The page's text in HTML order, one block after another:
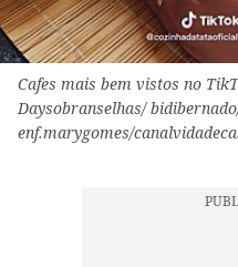
Cafes mais bem vistos no
Daysobranselhas/
enf.marygomes/